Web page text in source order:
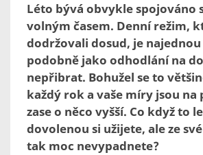
Léto bývá obvykle spojováno
volným časem. Denní režim,
dodržovali dosud, je
podobně jako odhodlání na
nepřibrat. Bohužel se to
každý rok a vaše míry jsou na
zase o něco vyšší. Co když to
dovolenou si užijete, ale ze
tak moc nevypadnete?